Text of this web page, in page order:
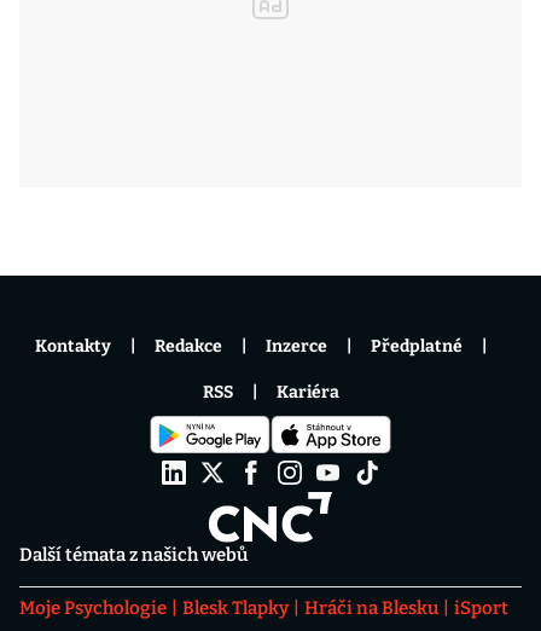
Další témata z našich webů
Moje Psychologie Blesk Tlapky Hráči na Blesku
iSport
Kontakty Redakce Inzerce Předplatné
RSS Kariéra